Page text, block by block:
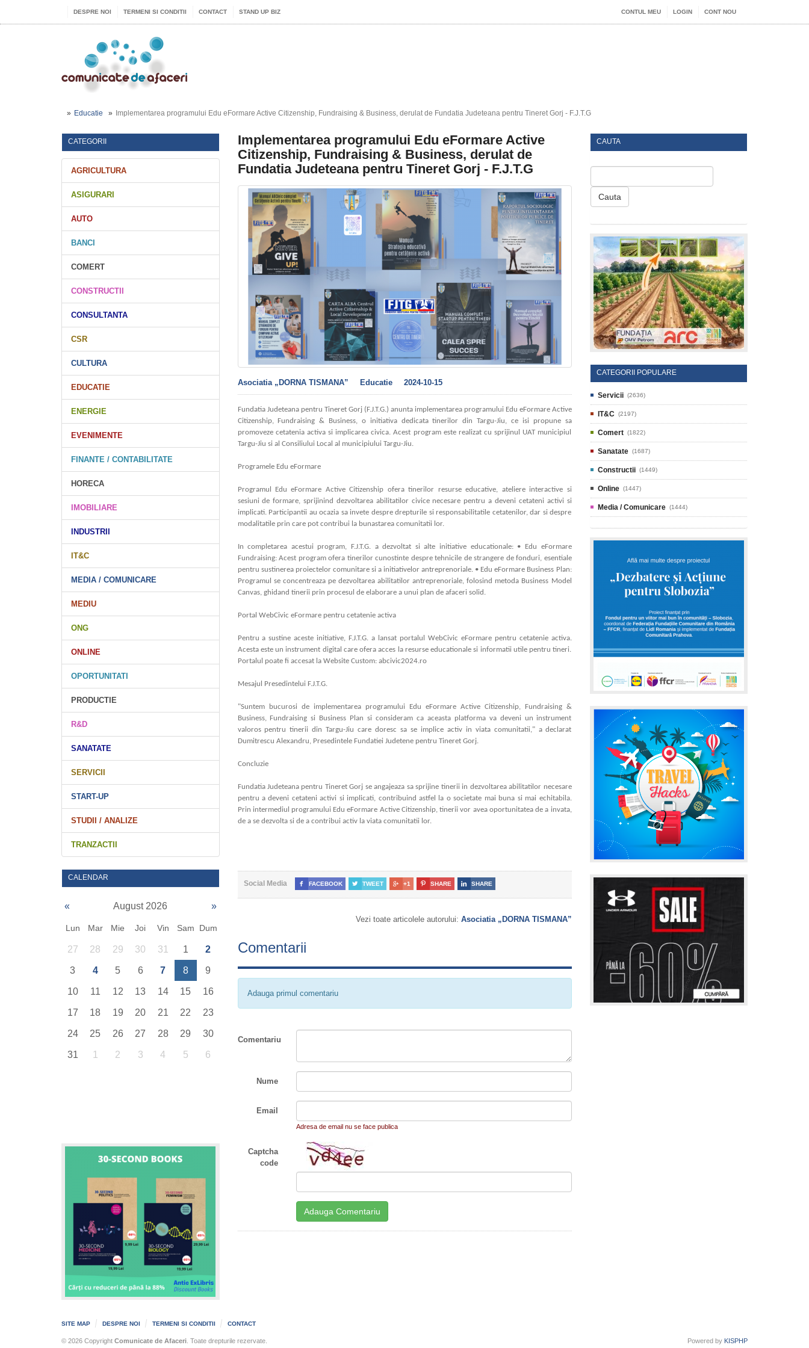
DESPRE NOI TERMENI SI CONDITII CONTACT STAND UP BIZ CONTUL MEU LOGIN CONT NOU
Educatie Implementarea programului Edu eFormare Active Citizenship, Fundraising & Business, derulat de Fundatia Judeteana pentru Tineret Gorj - F.J.T.G
CATEGORII
AGRICULTURA
ASIGURARI
AUTO
BANCI
COMERT
CONSTRUCTII
CONSULTANTA
CSR
CULTURA
EDUCATIE
ENERGIE
EVENIMENTE
FINANTE / CONTABILITATE
HORECA
IMOBILIARE
INDUSTRII
IT&C
MEDIA / COMUNICARE
MEDIU
ONG
ONLINE
OPORTUNITATI
PRODUCTIE
R&D
SANATATE
SERVICII
START-UP
STUDII / ANALIZE
TRANZACTII
CALENDAR
« August 2026 »
Lun Mar Mie Joi Vin Sam Dum
27 28 29 30 31 1 2
3 4 5 6 7 8 9
10 11 12 13 14 15 16
17 18 19 20 21 22 23
24 25 26 27 28 29 30
31 1 2 3 4 5 6
Implementarea programului Edu eFormare Active
Citizenship, Fundraising & Business, derulat de
Fundatia Judeteana pentru Tineret Gorj - F.J.T.G
Asociatia „DORNA TISMANA” Educatie 2024-10-15
Fundatia Judeteana pentru Tineret Gorj (F.J.T.G.) anunta implementarea programului Edu eFormare Active
Citizenship, Fundraising & Business, o initiativa dedicata tinerilor din Targu-Jiu, ce isi propune sa
promoveze cetatenia activa si implicarea civica. Acest program este realizat cu sprijinul UAT municipiul
Targu-Jiu si al Consiliului Local al municipiului Targu-Jiu.
Programele Edu eFormare
Programul Edu eFormare Active Citizenship ofera tinerilor resurse educative, ateliere interactive si
sesiuni de formare, sprijinind dezvoltarea abilitatilor civice necesare pentru a deveni cetateni activi si
implicati. Participantii au ocazia sa invete despre drepturile si responsabilitatile cetatenilor, dar si despre
modalitatile prin care pot contribui la bunastarea comunitatii lor.
In completarea acestui program, F.J.T.G. a dezvoltat si alte initiative educationale: • Edu eFormare
Fundraising: Acest program ofera tinerilor cunostinte despre tehnicile de strangere de fonduri, esentiale
pentru sustinerea proiectelor comunitare si a initiativelor antreprenoriale. • Edu eFormare Business Plan:
Programul se concentreaza pe dezvoltarea abilitatilor antreprenoriale, folosind metoda Business Model
Canvas, ghidand tinerii prin procesul de elaborare a unui plan de afaceri solid.
Portal WebCivic eFormare pentru cetatenie activa
Pentru a sustine aceste initiative, F.J.T.G. a lansat portalul WebCivic eFormare pentru cetatenie activa.
Acesta este un instrument digital care ofera acces la resurse educationale si informatii utile pentru tineri.
Portalul poate fi accesat la Website Custom: abcivic2024.ro
Mesajul Presedintelui F.J.T.G.
"Suntem bucurosi de implementarea programului Edu eFormare Active Citizenship, Fundraising &
Business, Fundraising si Business Plan si consideram ca aceasta platforma va deveni un instrument
valoros pentru tinerii din Targu-Jiu care doresc sa se implice activ in viata comunitatii," a declarat
Dumitrescu Alexandru, Presedintele Fundatiei Judetene pentru Tineret Gorj.
Concluzie
Fundatia Judeteana pentru Tineret Gorj se angajeaza sa sprijine tinerii in dezvoltarea abilitatilor necesare
pentru a deveni cetateni activi si implicati, contribuind astfel la o societate mai buna si mai echitabila.
Prin intermediul programului Edu eFormare Active Citizenship, tinerii vor avea oportunitatea de a invata,
de a se dezvolta si de a contribui activ la viata comunitatii lor.
Social Media  FACEBOOK  TWEET  +1  SHARE  SHARE
Vezi toate articolele autorului: Asociatia „DORNA TISMANA”
Comentarii
Adauga primul comentariu
Comentariu
Nume
Email
Adresa de email nu se face publica
Captcha
code
CAUTA
Cauta
CATEGORII POPULARE
Servicii (2636)
IT&C (2197)
Comert (1822)
Sanatate (1687)
Constructii (1449)
Online (1447)
Media / Comunicare (1444)
SITE MAP DESPRE NOI TERMENI SI CONDITII CONTACT
© 2026 Copyright Comunicate de Afaceri . Toate drepturile rezervate. Powered by KISPHP